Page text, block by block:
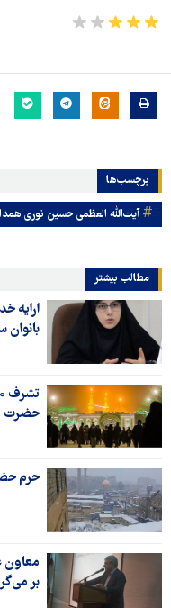
برچسب‌ها
آیت‌الله العظمی حسین نوری
مطالب بیشتر
ارایه
حضرت
حرم
بر